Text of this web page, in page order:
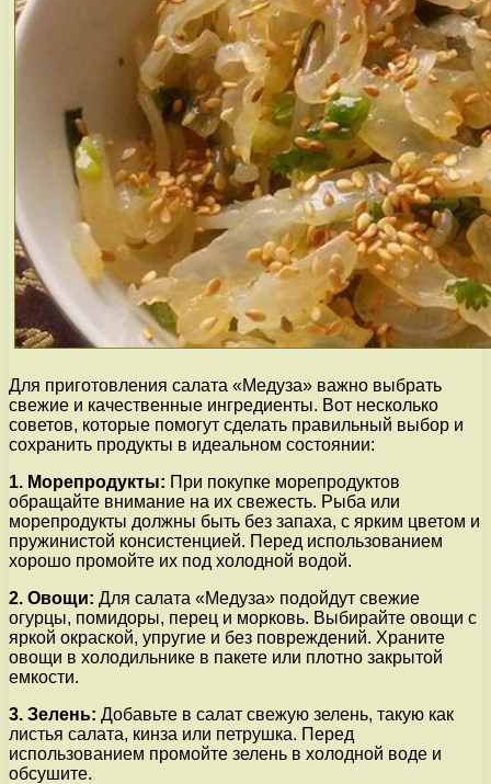
Для приготовления салата «Медуза» важно выбрать
свежие и качественные ингредиенты. Вот несколько
советов, которые помогут сделать правильный выбор и
сохранить продукты в идеальном состоянии:
1. Морепродукты: При покупке морепродуктов
обращайте внимание на их свежесть. Рыба или
морепродукты должны быть без запаха, с ярким цветом и
пружинистой консистенцией. Перед использованием
хорошо промойте их под холодной водой.
2. Овощи: Для салата «Медуза» подойдут свежие
огурцы, помидоры, перец и морковь. Выбирайте овощи с
яркой окраской, упругие и без повреждений. Храните
овощи в холодильнике в пакете или плотно закрытой
емкости.
3. Зелень: Добавьте в салат свежую зелень, такую как
листья салата, кинза или петрушка. Перед
использованием промойте зелень в холодной воде и
обсушите.